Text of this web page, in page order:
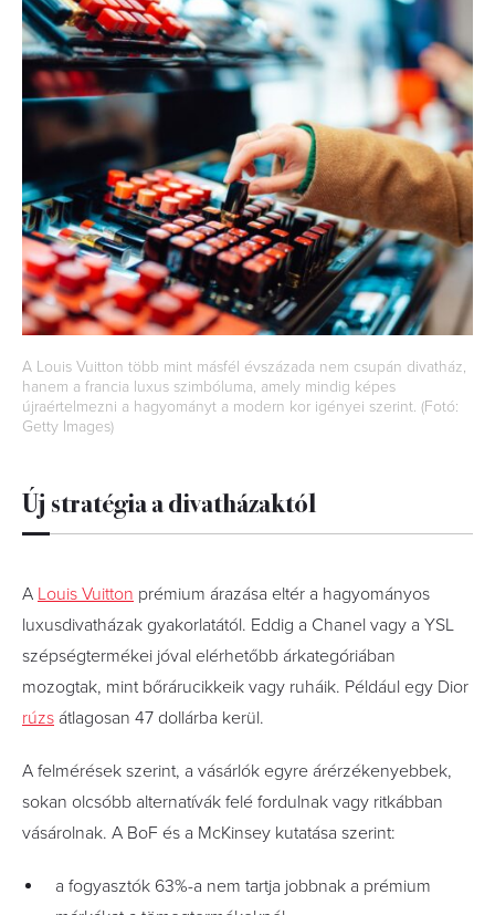
A Louis Vuitton több mint másfél évszázada nem csupán divatház,
hanem a francia luxus szimbóluma, amely mindig képes
újraértelmezni a hagyományt a modern kor igényei szerint. (Fotó:
Getty Images)
Új stratégia a divatházaktól
A Louis Vuitton prémium árazása eltér a hagyományos
luxusdivatházak gyakorlatától. Eddig a Chanel vagy a YSL
szépségtermékei jóval elérhetőbb árkategóriában
mozogtak, mint bőrárucikkeik vagy ruháik. Például egy Dior
rúzs átlagosan 47 dollárba kerül.
A felmérések szerint, a vásárlók egyre árérzékenyebbek,
sokan olcsóbb alternatívák felé fordulnak vagy ritkábban
vásárolnak. A BoF és a McKinsey kutatása szerint:
a fogyasztók 63%-a nem tartja jobbnak a prémium